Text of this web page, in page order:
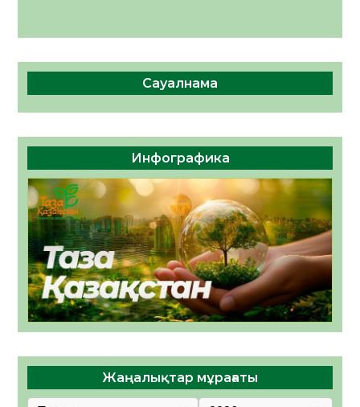
Сауалнама
Инфографика
Жаңалықтар мұрағаты